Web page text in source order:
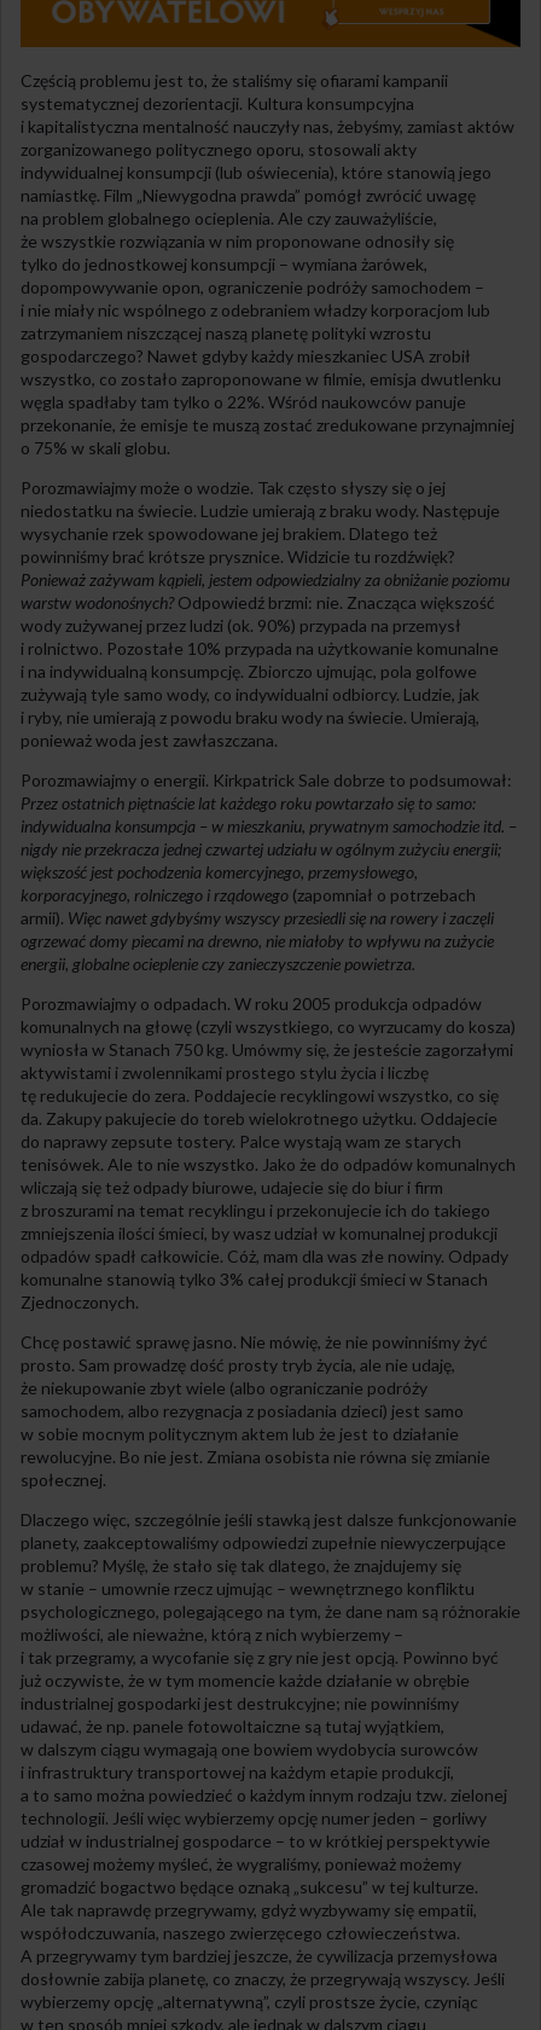
Częścią problemu jest to, że staliśmy się ofiarami kampanii
systematycznej dezorientacji. Kultura konsumpcyjna
i kapitalistyczna mentalność nauczyły nas, żebyśmy, zamiast aktów
zorganizowanego politycznego oporu, stosowali akty
indywidualnej konsumpcji (lub oświecenia), które stanowią jego
namiastkę. Film „Niewygodna prawda” pomógł zwrócić uwagę
na problem globalnego ocieplenia. Ale czy zauważyliście,
że wszystkie rozwiązania w nim proponowane odnosiły się
tylko do jednostkowej konsumpcji – wymiana żarówek,
dopompowywanie opon, ograniczenie podróży samochodem –
i nie miały nic wspólnego z odebraniem władzy korporacjom lub
zatrzymaniem niszczącej naszą planetę polityki wzrostu
gospodarczego? Nawet gdyby każdy mieszkaniec USA zrobił
wszystko, co zostało zaproponowane w filmie, emisja dwutlenku
węgla spadłaby tam tylko o 22%. Wśród naukowców panuje
przekonanie, że emisje te muszą zostać zredukowane przynajmniej
o 75% w skali globu.
Porozmawiajmy może o wodzie. Tak często słyszy się o jej
niedostatku na świecie. Ludzie umierają z braku wody. Następuje
wysychanie rzek spowodowane jej brakiem. Dlatego też
powinniśmy brać krótsze prysznice. Widzicie tu rozdźwięk?
Ponieważ zażywam kąpieli, jestem odpowiedzialny za obniżanie poziomu
warstw wodonośnych?Odpowiedź brzmi: nie. Znacząca większość
wody zużywanej przez ludzi (ok. 90%) przypada na przemysł
i rolnictwo. Pozostałe 10% przypada na użytkowanie komunalne
i na indywidualną konsumpcję. Zbiorczo ujmując, pola golfowe
zużywają tyle samo wody, co indywidualni odbiorcy. Ludzie, jak
i ryby, nie umierają z powodu braku wody na świecie. Umierają,
ponieważ woda jest zawłaszczana.
Porozmawiajmy o energii. Kirkpatrick Sale dobrze to podsumował:
Przez ostatnich piętnaście lat każdego roku powtarzało się to samo:
indywidualna konsumpcja – w mieszkaniu, prywatnym samochodzie itd. –
nigdy nie przekracza jednej czwartej udziału w ogólnym zużyciu energii;
większość jest pochodzenia komercyjnego, przemysłowego,
korporacyjnego, rolniczego i rządowego (zapomniał o potrzebach
armii). Więc nawet gdybyśmy wszyscy przesiedli się na rowery i zaczęli
ogrzewać domy piecami na drewno, nie miałoby to wpływu na zużycie
energii, globalne ocieplenie czy zanieczyszczenie powietrza.
Porozmawiajmy o odpadach. W roku 2005 produkcja odpadów
komunalnych na głowę (czyli wszystkiego, co wyrzucamy do kosza)
wyniosła w Stanach 750 kg. Umówmy się, że jesteście zagorzałymi
aktywistami i zwolennikami prostego stylu życia i liczbę
tę redukujecie do zera. Poddajecie recyklingowi wszystko, co się
da. Zakupy pakujecie do toreb wielokrotnego użytku. Oddajecie
do naprawy zepsute tostery. Palce wystają wam ze starych
tenisówek. Ale to nie wszystko. Jako że do odpadów komunalnych
wliczają się też odpady biurowe, udajecie się do biur i firm
z broszurami na temat recyklingu i przekonujecie ich do takiego
zmniejszenia ilości śmieci, by wasz udział w komunalnej produkcji
odpadów spadł całkowicie. Cóż, mam dla was złe nowiny. Odpady
komunalne stanowią tylko 3% całej produkcji śmieci w Stanach
Zjednoczonych.
Chcę postawić sprawę jasno. Nie mówię, że nie powinniśmy żyć
prosto. Sam prowadzę dość prosty tryb życia, ale nie udaję,
że niekupowanie zbyt wiele (albo ograniczanie podróży
samochodem, albo rezygnacja z posiadania dzieci) jest samo
w sobie mocnym politycznym aktem lub że jest to działanie
rewolucyjne. Bo nie jest. Zmiana osobista nie równa się zmianie
społecznej.
Dlaczego więc, szczególnie jeśli stawką jest dalsze funkcjonowanie
planety, zaakceptowaliśmy odpowiedzi zupełnie niewyczerpujące
problemu? Myślę, że stało się tak dlatego, że znajdujemy się
w stanie – umownie rzecz ujmując – wewnętrznego konfliktu
psychologicznego, polegającego na tym, że dane nam są różnorakie
możliwości, ale nieważne, którą z nich wybierzemy –
i tak przegramy, a wycofanie się z gry nie jest opcją. Powinno być
już oczywiste, że w tym momencie każde działanie w obrębie
industrialnej gospodarki jest destrukcyjne; nie powinniśmy
udawać, że np. panele fotowoltaiczne są tutaj wyjątkiem,
w dalszym ciągu wymagają one bowiem wydobycia surowców
i infrastruktury transportowej na każdym etapie produkcji,
a to samo można powiedzieć o każdym innym rodzaju tzw. zielonej
technologii. Jeśli więc wybierzemy opcję numer jeden – gorliwy
udział w industrialnej gospodarce – to w krótkiej perspektywie
czasowej możemy myśleć, że wygraliśmy, ponieważ możemy
gromadzić bogactwo będące oznaką „sukcesu” w tej kulturze.
Ale tak naprawdę przegrywamy, gdyż wyzbywamy się empatii,
współodczuwania, naszego zwierzęcego człowieczeństwa.
A przegrywamy tym bardziej jeszcze, że cywilizacja przemysłowa
dosłownie zabija planetę, co znaczy, że przegrywają wszyscy. Jeśli
wybierzemy opcję „alternatywną”, czyli prostsze życie, czyniąc
w ten sposób mniej szkody, ale jednak w dalszym ciągu